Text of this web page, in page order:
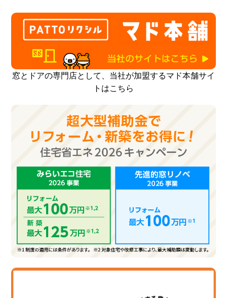
窓とドアの専門店として、当社が加盟するマド本舗サイ
トはこちら